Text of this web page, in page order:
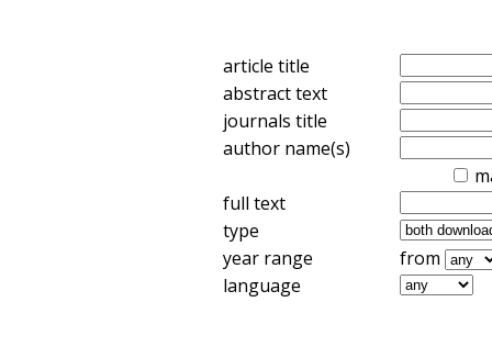
article title
abstract text
journals title
author name(s)
full text
type
year range
from
language